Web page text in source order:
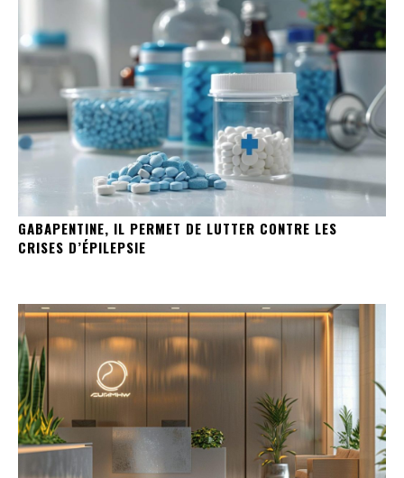
GABAPENTINE, IL PERMET DE LUTTER CONTRE LES
CRISES D’ÉPILEPSIE